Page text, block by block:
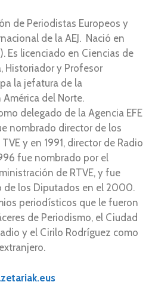
de Periodistas Europeos y
de la AEJ. Nació en
Es licenciado en Ciencias de
Historiador y Profesor
la jefatura de la
del Norte.
delegado de la Agencia EFE
nombrado director de los
y en 1991, director de Radio
fue nombrado por el
de RTVE, y fue
de los Diputados en el 2000.
periodísticos que le fueron
de Periodismo, el Ciudad
y el Cirilo Rodríguez como